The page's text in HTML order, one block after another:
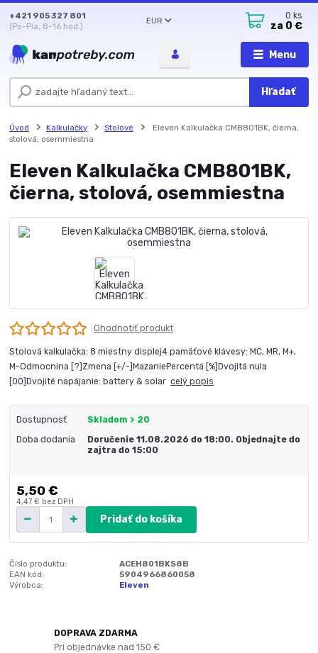
Menu
EUR
Hľadať
+421 905 327 801
(Po-Pia, 8-16 hod.)
0 ks
za 0 €
Úvod Kalkulačky Stolové
Eleven Kalkulačka CMB801BK, čierna,
stolová, osemmiestna
Eleven Kalkulačka CMB801BK,
čierna, stolová, osemmiestna
Ohodnotiť produkt
Stolová kalkulačka: 8 miestny displej4 pamäťové klávesy: MC, MR, M+,
M-Odmocnina [?]Zmena [+/-]MazaniePercentá [%]Dvojitá nula
[00]Dvojité napájanie: battery & solarcelý popis
Dostupnosť Skladom > 20
Doba dodania
Doručenie 11.08.2026 do 18:00. Objednajte do
zajtra do 15:00
5,50 €
4,47 € bez DPH
Pridať do košíka
Číslo produktu:
ACEH801BKS8B
EAN kód:
5904966860058
Výrobca:
Eleven
DOPRAVA ZDARMA
Pri objednávke nad 150 €